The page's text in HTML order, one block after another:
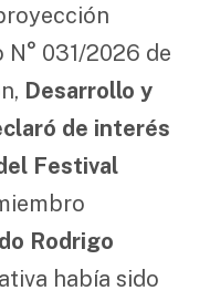
031/2026 de
Desarrollo y
de interés
Festival
Rodrigo
había sido